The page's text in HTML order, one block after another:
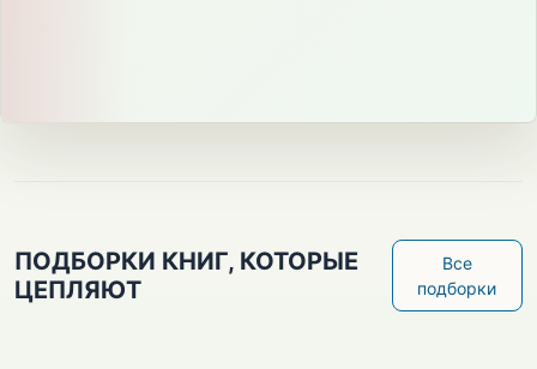
ПОДБОРКИ КНИГ, КОТОРЫЕ
ЦЕПЛЯЮТ
Все
подборки